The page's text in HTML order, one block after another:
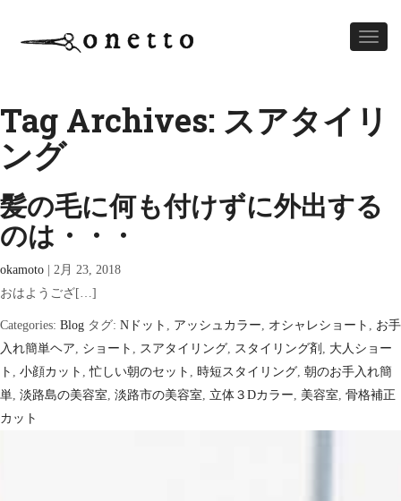
Tag Archives: スアタイリ
ング
髪の毛に何も付けずに外出する
のは・・・
okamoto
2月 23, 2018
おはようござ[…]
Categories: Blog タグ: Nドット , アッシュカラー, オシャレショート , お手
入れ簡単ヘア, ショート , スアタイリング, スタイリング剤 , 大人ショー
ト , 小顔カット ,忙しい朝のセット , 時短スタイリング, 朝のお手入れ簡
単, 淡路島の美容室, 淡路市の美容室, 立体３Dカラー, 美容室, 骨格補正
カット